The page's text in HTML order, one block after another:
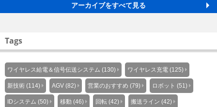
アーカイブをすべて見る
Tags
ワイヤレス給電＆信号伝送システム (130) ワイヤレス充電 (125)
新技術 (114) AGV (82) 営業のおすすめ (79) ロボット (51)
IDシステム (50) 移動 (46) 回転 (42) 搬送ライン (42)